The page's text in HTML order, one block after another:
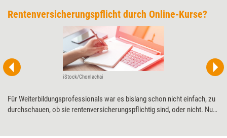
Rentenversicherungspflicht durch Online-Kurse?
iStock/Chonlachai
Für Weiterbildungsprofessionals war es bislang schon nicht einfach, zu
durchschauen, ob sie rentenversicherungspflichtig sind, oder nicht. Nun